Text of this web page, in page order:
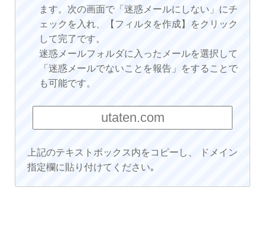
ます。次の画面で「迷惑メールにしない」にチ
ェックを入れ、【フィルタを作成】をクリック
して完了です。
迷惑メールフォルダに入ったメールを選択して
「迷惑メールでないことを報告」をすることで
も可能です。
上記のテキストボックス内をコピーし、 ドメイン
指定欄に貼り付けてください｡